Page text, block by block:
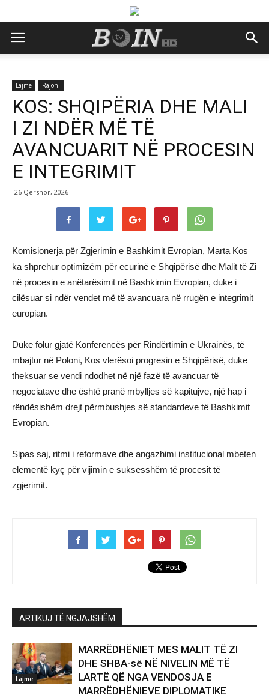
Lajme Rajoni
KOS: SHQIPËRIA DHE MALI
I ZI NDËR MË TË
AVANCUARIT NË PROCESIN
E INTEGRIMIT
26 Qershor, 2026
Komisionerja për Zgjerimin e Bashkimit Evropian, Marta Kos
ka shprehur optimizëm për ecurinë e Shqipërisë dhe Malit të Zi
në procesin e anëtarësimit në Bashkimin Evropian, duke i
cilësuar si ndër vendet më të avancuara në rrugën e integrimit
europian.
Duke folur gjatë Konferencës për Rindërtimin e Ukrainës, të
mbajtur në Poloni, Kos vlerësoi progresin e Shqipërisë, duke
theksuar se vendi ndodhet në një fazë të avancuar të
negociatave dhe është pranë mbylljes së kapitujve, një hap i
rëndësishëm drejt përmbushjes së standardeve të Bashkimit
Evropian.
Sipas saj, ritmi i reformave dhe angazhimi institucional mbeten
elementë kyç për vijimin e suksesshëm të procesit të
zgjerimit.
ARTIKUJ TË NGJAJSHËM
Lajme
MARRËDHËNIET MES MALIT TË ZI
DHE SHBA-së NË NIVELIN MË TË
LARTË QË NGA VENDOSJA E
MARRËDHËNIEVE DIPLOMATIKE